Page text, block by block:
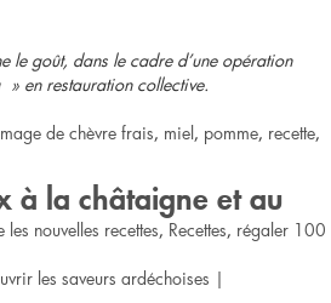
le goût, dans le cadre d’une opération
» en restauration collective.
de chèvre frais, miel, pomme, recette,
les nouvelles recettes, Recettes, régaler 100
les saveurs ardéchoises |
à la châtaigne et au